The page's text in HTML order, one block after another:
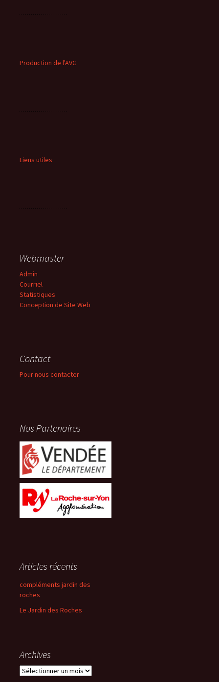
Production de l'AVG
Liens utiles
Webmaster
Admin
Courriel
Statistiques
Conception de Site Web
Contact
Pour nous contacter
Nos Partenaires
Articles récents
compléments jardin des
roches
Le Jardin des Roches
Archives
Archives